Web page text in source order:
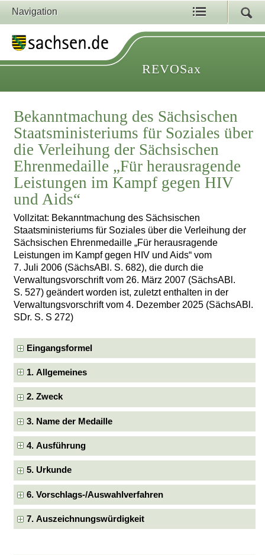
Navigation
REVOSax
Bekanntmachung des Sächsischen
Staatsministeriums für Soziales über
die Verleihung der Sächsischen
Ehrenmedaille „Für herausragende
Leistungen im Kampf gegen HIV
und Aids“
Vollzitat: Bekanntmachung des Sächsischen
Staatsministeriums für Soziales über die Verleihung der
Sächsischen Ehrenmedaille „Für herausragende
Leistungen im Kampf gegen HIV und Aids“ vom
7. Juli 2006 (SächsABl. S. 682), die durch die
Verwaltungsvorschrift vom 26. März 2007 (SächsABl.
S. 527) geändert worden ist, zuletzt enthalten in der
Verwaltungsvorschrift vom 4. Dezember 2025 (SächsABl.
SDr. S. S 272)
Eingangsformel
1. Allgemeines
2. Zweck
3. Name der Medaille
4. Ausführung
5. Urkunde
6. Vorschlags-/Auswahlverfahren
7. Auszeichnungswürdigkeit